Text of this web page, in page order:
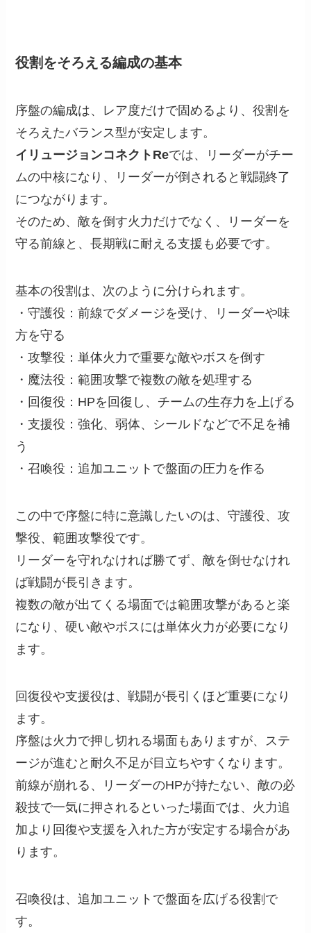
役割をそろえる編成の基本
序盤の編成は、レア度だけで固めるより、役割を
そろえたバランス型が安定します。
イリュージョンコネクトReでは、リーダーがチー
ムの中核になり、リーダーが倒されると戦闘終了
につながります。
そのため、敵を倒す火力だけでなく、リーダーを
守る前線と、長期戦に耐える支援も必要です。
基本の役割は、次のように分けられます。
・守護役：前線でダメージを受け、リーダーや味
方を守る
・攻撃役：単体火力で重要な敵やボスを倒す
・魔法役：範囲攻撃で複数の敵を処理する
・回復役：HPを回復し、チームの生存力を上げる
・支援役：強化、弱体、シールドなどで不足を補
う
・召喚役：追加ユニットで盤面の圧力を作る
この中で序盤に特に意識したいのは、守護役、攻
撃役、範囲攻撃役です。
リーダーを守れなければ勝てず、敵を倒せなけれ
ば戦闘が長引きます。
複数の敵が出てくる場面では範囲攻撃があると楽
になり、硬い敵やボスには単体火力が必要になり
ます。
回復役や支援役は、戦闘が長引くほど重要になり
ます。
序盤は火力で押し切れる場面もありますが、ステ
ージが進むと耐久不足が目立ちやすくなります。
前線が崩れる、リーダーのHPが持たない、敵の必
殺技で一気に押されるといった場面では、火力追
加より回復や支援を入れた方が安定する場合があ
ります。
召喚役は、追加ユニットで盤面を広げる役割で
す。